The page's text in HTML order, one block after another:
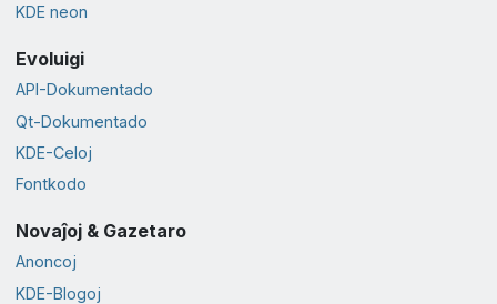
KDE neon
Evoluigi
API-Dokumentado
Qt-Dokumentado
KDE-Celoj
Fontkodo
Novaĵoj & Gazetaro
Anoncoj
KDE-Blogoj